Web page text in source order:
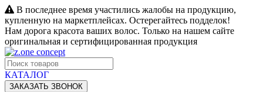
В последнее время участились жалобы на продукцию,
купленную на маркетплейсах. Остерегайтесь подделок!
Нам дорога красота ваших волос. Только на нашем сайте
оригинальная и сертифицированная продукция
КАТАЛОГ
ЗАКАЗАТЬ ЗВОНОК